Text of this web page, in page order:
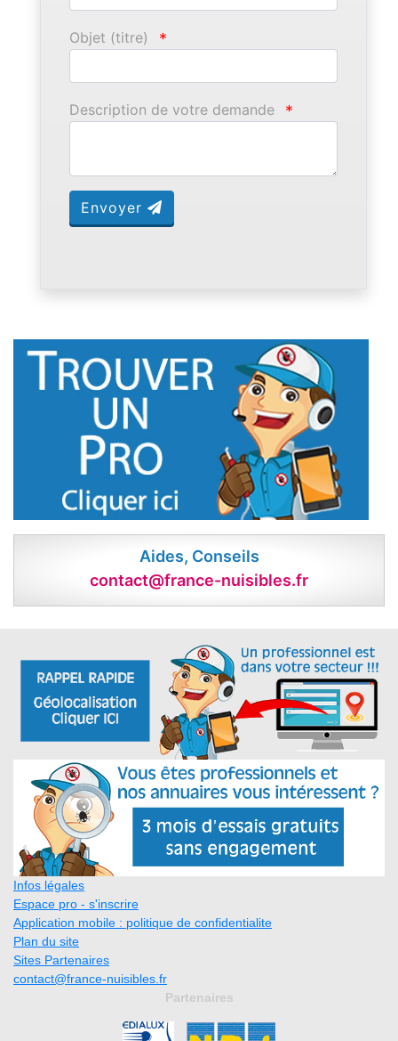
Objet (titre) *
Description de votre demande *
Envoyer
Aides, Conseils
contact@france-nuisibles.fr
Infos légales
Espace pro - s'inscrire
Application mobile : politique de confidentialite
Plan du site
Sites Partenaires
contact@france-nuisibles.fr
Partenaires